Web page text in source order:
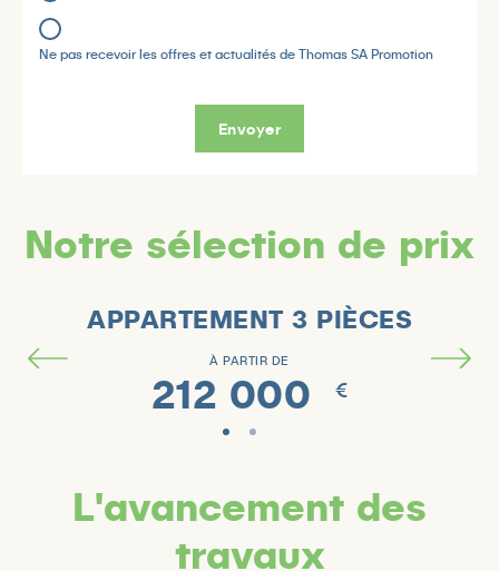
Ne pas recevoir les offres et actualités de Thomas SA Promotion
Envoyer
Notre sélection de prix
APPARTEMENT 3 PIÈCES
À PARTIR DE
212 000 €
L'avancement des
travaux